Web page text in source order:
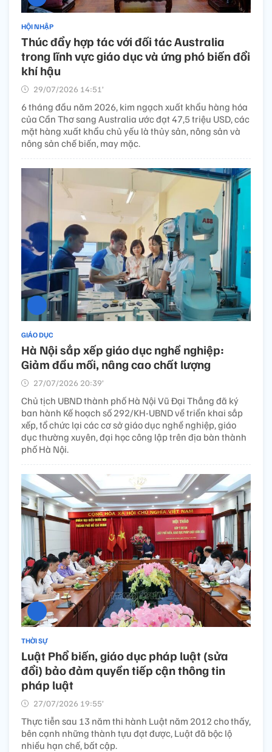
HỘI NHẬP
Thúc đẩy hợp tác với đối tác Australia
trong lĩnh vực giáo dục và ứng phó biến đổi
khí hậu
29/07/2026 14:51’
6 tháng đầu năm 2026, kim ngạch xuất khẩu hàng hóa
của Cần Thơ sang Australia ước đạt 47,5 triệu USD, các
mặt hàng xuất khẩu chủ yếu là thủy sản, nông sản và
nông sản chế biến, may mặc.
GIÁO DỤC
Hà Nội sắp xếp giáo dục nghề nghiệp:
Giảm đầu mối, nâng cao chất lượng
27/07/2026 20:39’
Chủ tịch UBND thành phố Hà Nội Vũ Đại Thắng đã ký
ban hành Kế hoạch số 292/KH-UBND về triển khai sắp
xếp, tổ chức lại các cơ sở giáo dục nghề nghiệp, giáo
dục thường xuyên, đại học công lập trên địa bàn thành
phố Hà Nội.
THỜI SỰ
Luật Phổ biến, giáo dục pháp luật (sửa
đổi) bảo đảm quyền tiếp cận thông tin
pháp luật
27/07/2026 19:55’
Thực tiễn sau 13 năm thi hành Luật năm 2012 cho thấy,
bên cạnh những thành tựu đạt được, Luật đã bộc lộ
nhiều hạn chế, bất cập.